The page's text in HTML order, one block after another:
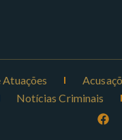
Atuações
Notícias Criminais